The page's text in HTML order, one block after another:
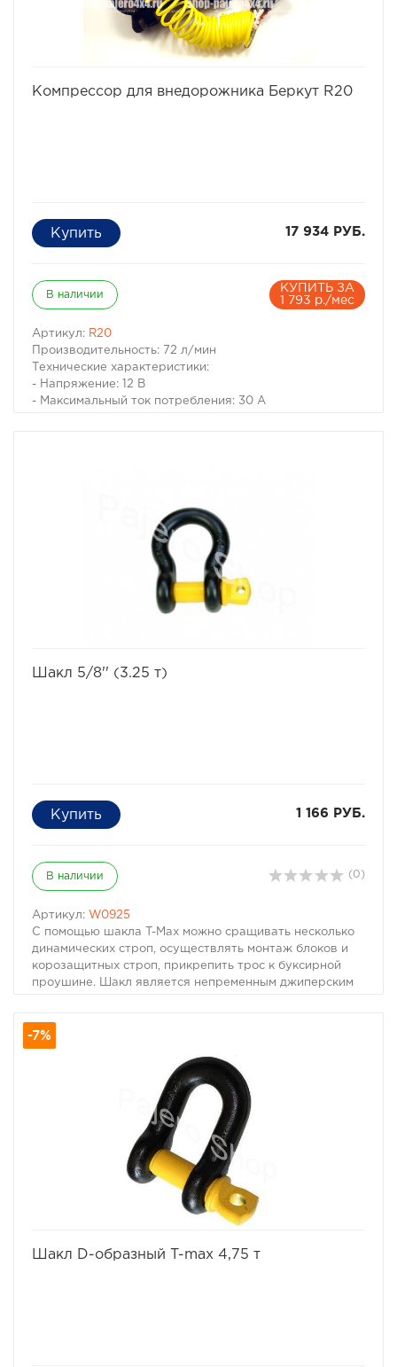
Компрессор для внедорожника Беркут R20
17 934 РУБ.
В наличии
КУПИТЬ ЗА
1 793 р./мес
Артикул: R20
Производительность: 72 л/мин
Технические характеристики:
- Напряжение: 12 В
- Максимальный ток потребления: 30 A
- Длина провода питания: 2,4 м
- Плавкий защитный предохранитель: 40 A
- Размеры устройства: 286x102x178 мм
Шакл 5/8'' (3.25 т)
1 166 РУБ.
В наличии (0)
Артикул: W0925
С помощью шакла T-Max можно сращивать несколько
динамических строп, осуществлять монтаж блоков и
корозащитных строп, прикрепить трос к буксирной
проушине. Шакл является непременным джиперским
Нагрузка, кг: 3250
-7%
Шакл D-образный T-max 4,75 т